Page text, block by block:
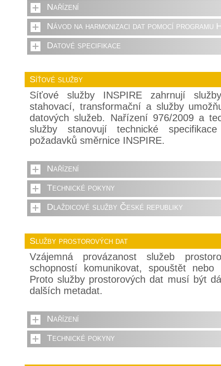
Nařízení
Návod na harmonizaci dat pomocí programu
Datové specifikace
Síťové služby
Síťové služby INSPIRE zahrnují
stahovací, transformační a služby
datových služeb. Nařízení 976/2009 a
služby stanovují technické
požadavků směrnice INSPIRE.
Nařízení
Technické pokyny
Dlaždicové služby České republiky
Služby prostorových dat
Vzájemná provázanost služeb
schopností komunikovat, spouštět
Proto služby prostorových dat musí být
dalších metadat.
Nařízení
Technické pokyny